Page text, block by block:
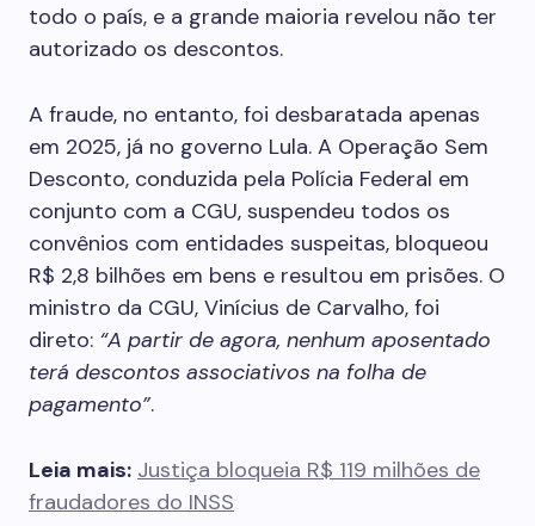
todo o país, e a grande maioria revelou não ter
autorizado os descontos.
A fraude, no entanto, foi desbaratada apenas
em 2025, já no governo Lula. A Operação Sem
Desconto, conduzida pela Polícia Federal em
conjunto com a CGU, suspendeu todos os
convênios com entidades suspeitas, bloqueou
R$ 2,8 bilhões em bens e resultou em prisões. O
ministro da CGU, Vinícius de Carvalho, foi
direto: “A partir de agora, nenhum aposentado
terá descontos associativos na folha de
pagamento”.
Leia mais: Justiça bloqueia R$ 119 milhões de
fraudadores do INSS